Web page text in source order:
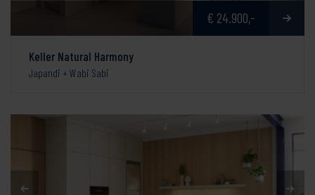
€ 24.900,-
Keller Natural Harmony
Japandi + Wabi Sabi